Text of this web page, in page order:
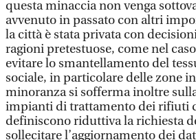
questa minaccia non venga
avvenuto in passato con altri
la città è stata privata con
ragioni pretestuose, come nel
evitare lo smantellamento del
sociale, in particolare delle zone
minoranza si sofferma inoltre
impianti di trattamento dei rifiuti
definiscono riduttiva la richiesta
sollecitare l’aggiornamento dei